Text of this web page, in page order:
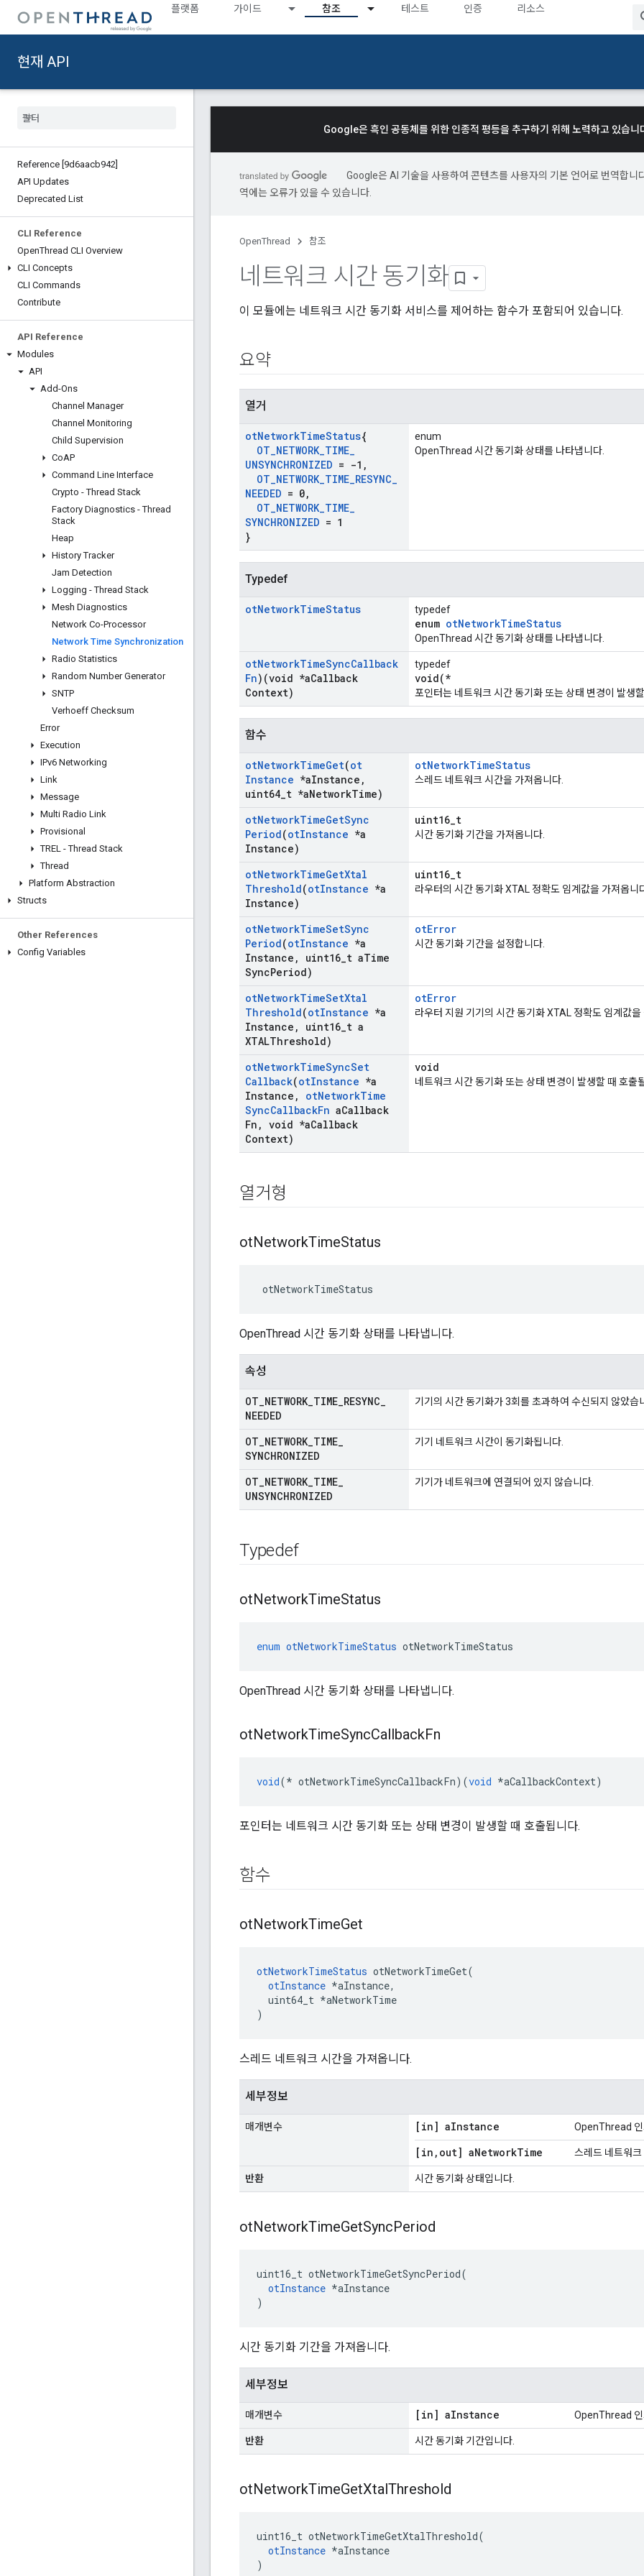
플랫폼 가이드 참조 테스트 인증 리소스
현재 API
Reference [9d6aacb942]
API Updates
Deprecated List
CLI Reference
OpenThread CLI Overview
CLI Concepts
CLI Commands
Contribute
API Reference
Modules
API
Add-Ons
Channel Manager
Channel Monitoring
Child Supervision
CoAP
Command Line Interface
Crypto - Thread Stack
Factory Diagnostics - Thread
Stack
Heap
History Tracker
Jam Detection
Logging - Thread Stack
Mesh Diagnostics
Network Co-Processor
Network Time Synchronization
Radio Statistics
Random Number Generator
SNTP
Verhoeff Checksum
Error
Execution
IPv6 Networking
Link
Message
Multi Radio Link
Provisional
TREL - Thread Stack
Thread
Platform Abstraction
Structs
Other References
Config Variables
Google은 흑인 공동체를 위한 인종적 평등을 추구하기 위해 노력하고 있습니
Google은 AI 기술을 사용하여 콘텐츠를 사용자의 기본 언어로 번역합니
역에는 오류가 있을 수 있습니다.
OpenThread 참조
네트워크 시간 동기화
이 모듈에는 네트워크 시간 동기화 서비스를 제어하는 함수가 포함되어 있습니다.
요약
열거
otNetworkTimeStatus{
OT_NETWORK_TIME_
UNSYNCHRONIZED = -1 ,
OT_NETWORK_TIME_RESYNC_
NEEDED = 0,
OT_NETWORK_TIME_
SYNCHRONIZED = 1
}
enum
OpenThread 시간 동기화 상태를 나타냅니다.
Typedef
otNetworkTimeStatus typedef
enum otNetworkTimeStatus
OpenThread 시간 동기화 상태를 나타냅니다.
otNetworkTimeSyncCallback
Fn)(void *aCallback
Context)
typedef
void(*
포인터는 네트워크 시간 동기화 또는 상태 변경이 발생
함수
otNetworkTimeGet(ot
Instance *aInstance ,
uint64 t *aNetworkTime)
otNetworkTimeStatus
스레드 네트워크 시간을 가져옵니다.
otNetworkTimeGetSync
Period(otInstance *a
Instance)
uint16_t
시간 동기화 기간을 가져옵니다.
otNetworkTimeGetXtal
Threshold(otInstance *a
Instance)
uint16_t
라우터의 시간 동기화 XTAL 정확도 임계값을 가져옵니
otNetworkTimeSetSync
Period(otInstance *a
Instance , uint16 t aTime
SyncPeriod)
otError
시간 동기화 기간을 설정합니다.
otNetworkTimeSetXtal
Threshold(otInstance *a
Instance , uint16 t a
XTALThreshold)
otError
라우터 지원 기기의 시간 동기화 XTAL 정확도 임계값을
otNetworkTimeSyncSet
Callback(otInstance *a
Instance , otNetworkTime
SyncCallbackFn aCallback
Fn , void *aCallback
Context)
void
네트워크 시간 동기화 또는 상태 변경이 발생할 때 호출
열거형
otNetworkTimeStatus
otNetworkTimeStatus
OpenThread 시간 동기화 상태를 나타냅니다.
속성
OT NETWORK_ TIME RESYNC
NEEDED
기기의 시간 동기화가 3회를 초과하여 수신되지 않았습
OT NETWORK_ TIME
SYNCHRONIZED
기기 네트워크 시간이 동기화됩니다.
OT NETWORK_ TIME
UNSYNCHRONIZED
기기가 네트워크에 연결되어 있지 않습니다.
Typedef
otNetworkTimeStatus
enum otNetworkTimeStatus otNetworkTimeStatus
OpenThread 시간 동기화 상태를 나타냅니다.
otNetworkTimeSyncCallbackFn
void(* otNetworkTimeSyncCallbackFn)(void *aCallbackContext)
포인터는 네트워크 시간 동기화 또는 상태 변경이 발생할 때 호출됩니다.
함수
otNetworkTimeGet
otNetworkTimeStatus otNetworkTimeGet(
otInstance *aInstance,
uint64_t *aNetworkTime
)
스레드 네트워크 시간을 가져옵니다.
세부정보
매개변수 [in] aInstance OpenThread 인
[in , out] aNetworkTime 스레드 네트워
반환 시간 동기화 상태입니다.
otNetworkTimeGetSyncPeriod
uint16_t otNetworkTimeGetSyncPeriod(
otInstance *aInstance
)
시간 동기화 기간을 가져옵니다.
세부정보
매개변수 [in] aInstance OpenThread 인
반환 시간 동기화 기간입니다.
otNetworkTimeGetXtalThreshold
uint16_t otNetworkTimeGetXtalThreshold(
otInstance *aInstance
)